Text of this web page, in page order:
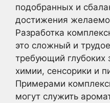
подобранных и
достижения
Разработка
это сложный и
требующий глубоких
химии, сенсорики и
Примерами
могут служить